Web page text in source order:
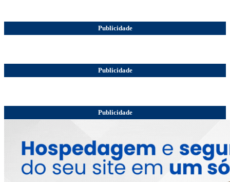
Publicidade
Publicidade
Publicidade